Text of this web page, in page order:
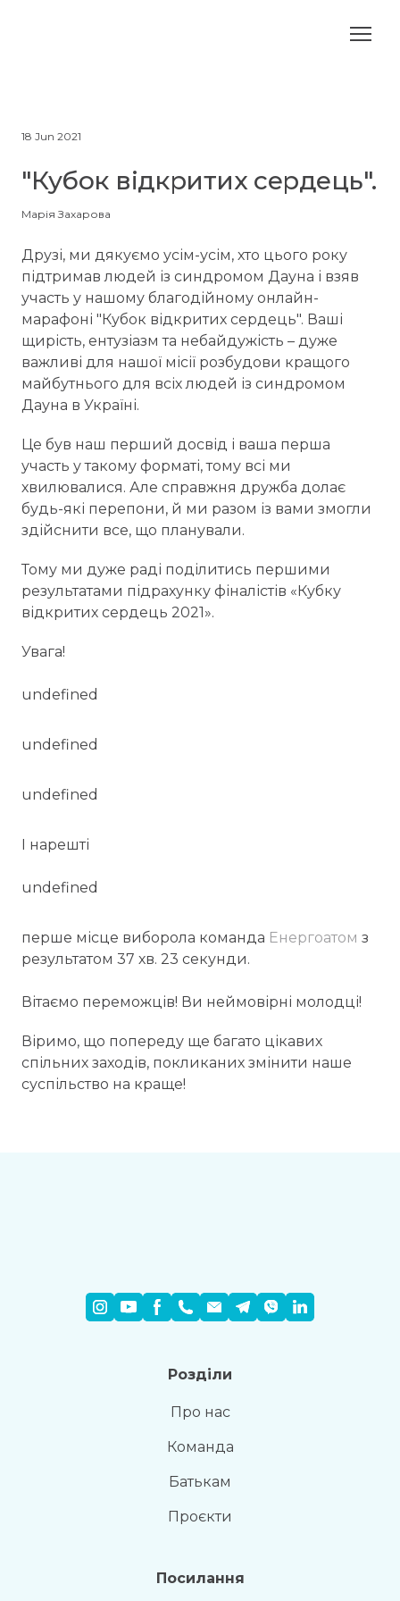
18 Jun 2021
"Кубок відкритих сердець".
Марія Захарова
Друзі, ми дякуємо усім-усім, хто цього року
підтримав людей із синдромом Дауна і взяв
участь у нашому благодійному онлайн-
марафоні "Кубок відкритих сердець". Ваші
щирість, ентузіазм та небайдужість – дуже
важливі для нашої місії розбудови кращого
майбутнього для всіх людей із синдромом
Дауна в Україні.
Це був наш перший досвід і ваша перша
участь у такому форматі, тому всі ми
хвилювалися. Але справжня дружба долає
будь-які перепони, й ми разом із вами змогли
здійснити все, що планували.
Тому ми дуже раді поділитись першими
результатами підрахунку фіналістів «Кубку
відкритих сердець 2021».
Увага!
undefined
undefined
undefined
І нарешті
undefined
перше місце виборола команда Енергоатом з
результатом 37 хв. 23 секунди.
Вітаємо переможців! Ви неймовірні молодці!
Віримо, що попереду ще багато цікавих
спільних заходів, покликаних змінити наше
суспільство на краще!
Розділи
Про нас
Команда
Батькам
Проєкти
Посилання